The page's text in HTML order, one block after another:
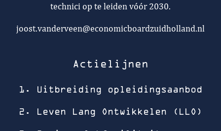
technici op te leiden vóór 2030.
joost.vanderveen@economicboardzuidholland.nl
Actielijnen
1. Uitbreiding opleidingsaanbod
2. Leven Lang Ontwikkelen (LLO)